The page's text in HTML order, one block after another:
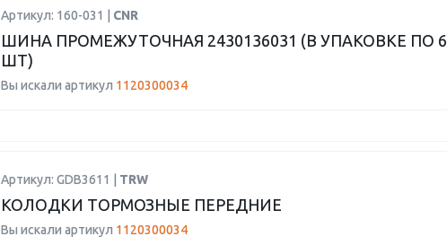
Артикул: 160-031 | CNR
ШИНА ПРОМЕЖУТОЧНАЯ 2430136031 (В УПАКОВКЕ ПО 6
ШТ)
Вы искали артикул 1120300034
Артикул: GDB3611 | TRW
КОЛОДКИ ТОРМОЗНЫЕ ПЕРЕДНИЕ
Вы искали артикул 1120300034